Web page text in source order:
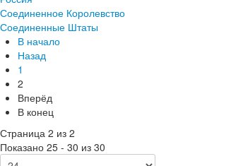
Соединенное Королевство
Соединенные Штаты
В начало
Назад
1
2
Вперёд
В конец
Страница 2 из 2
Показано 25 - 30 из 30